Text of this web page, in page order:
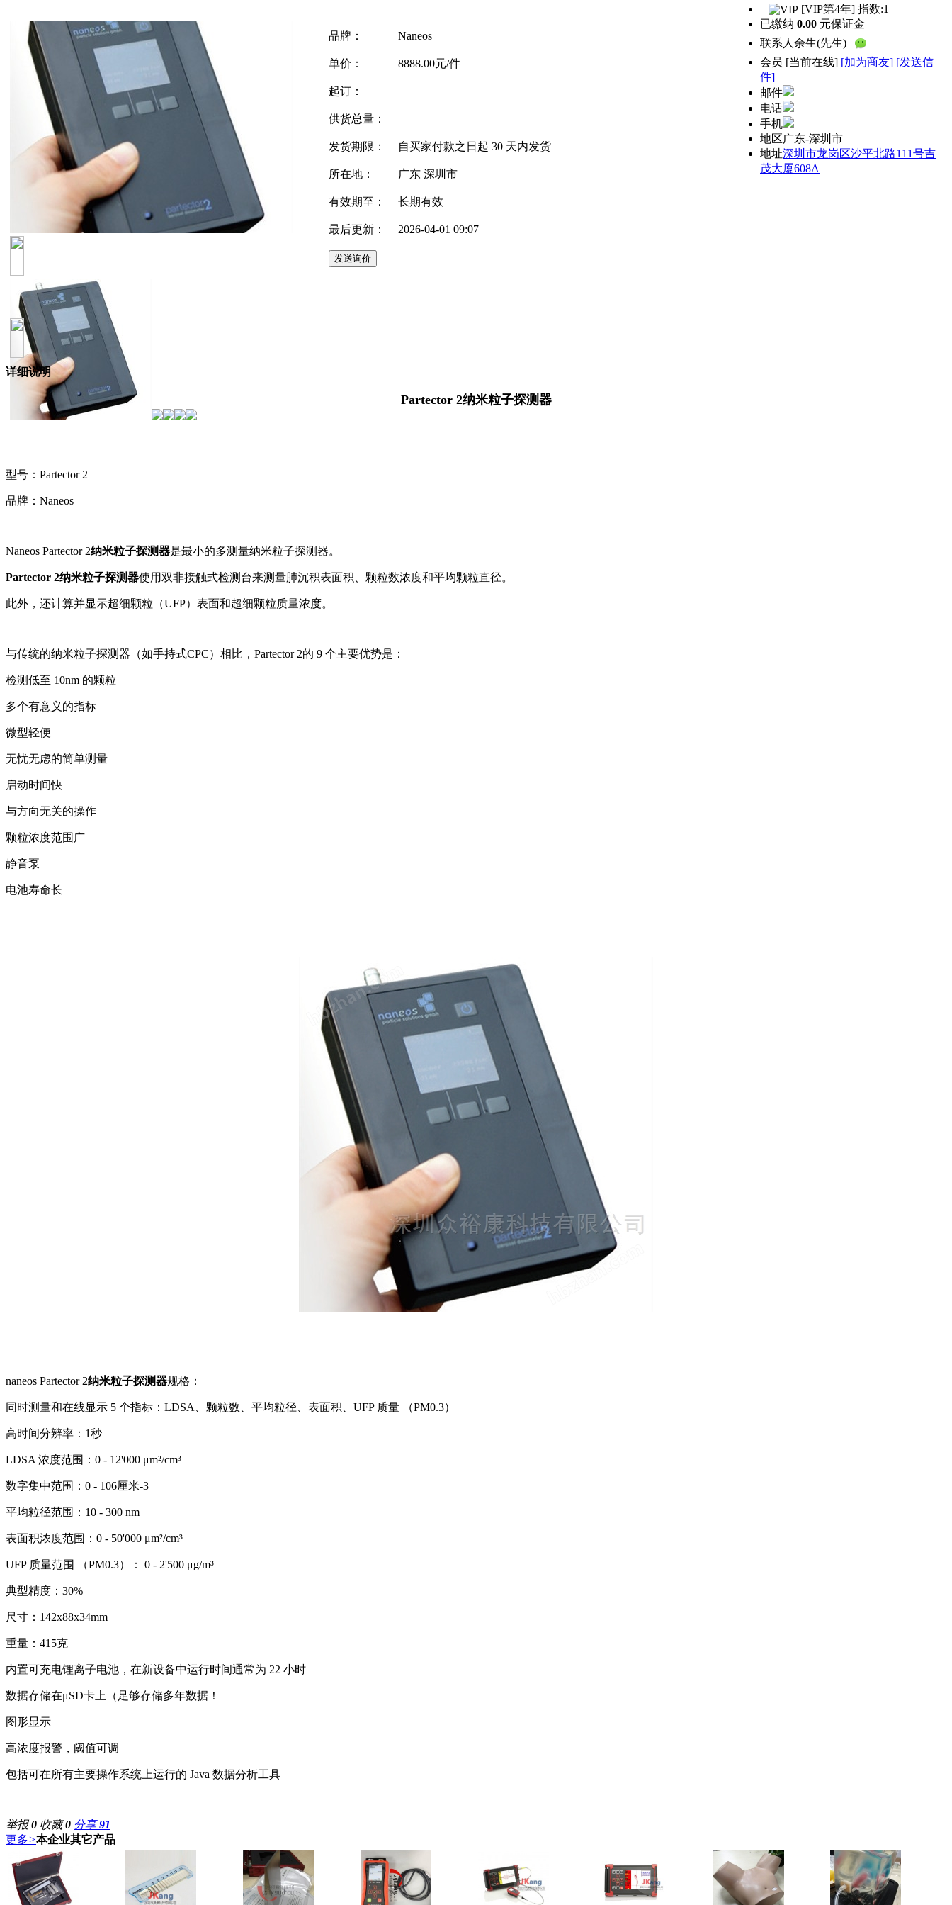
品牌： Naneos
单价： 8888.00元/件
起订：
供货总量：
发货期限： 自买家付款之日起 30 天内发货
所在地： 广东 深圳市
有效期至： 长期有效
最后更新： 2026-04-01 09:07
[VIP第4年] 指数:1
已缴纳 0.00 元保证金
联系人 余生(先生)
会员 [当前在线] [加为商友] [发送信
件]
邮件
电话
手机
地区广东-深圳市
地址深圳市龙岗区沙平北路111号吉
茂大厦608A
详细说明
Partector 2纳米粒子探测器
型号：Partector 2
品牌：Naneos
Naneos Partector 2纳米粒子探测器是最小的多测量纳米粒子探测器。
Partector 2纳米粒子探测器使用双非接触式检测台来测量肺沉积表面积、颗粒数浓度和平均颗粒直径。
此外，还计算并显示超细颗粒（UFP）表面和超细颗粒质量浓度。
与传统的纳米粒子探测器（如手持式CPC）相比，Partector 2的 9 个主要优势是：
检测低至 10nm 的颗粒
多个有意义的指标
微型轻便
无忧无虑的简单测量
启动时间快
与方向无关的操作
颗粒浓度范围广
静音泵
电池寿命长
naneos Partector 2纳米粒子探测器规格：
同时测量和在线显示 5 个指标：LDSA、颗粒数、平均粒径、表面积、UFP 质量 （PM0.3）
高时间分辨率：1秒
LDSA 浓度范围：0 - 12'000 μm²/cm³
数字集中范围：0 - 106厘米-3
平均粒径范围：10 - 300 nm
表面积浓度范围：0 - 50'000 μm²/cm³
UFP 质量范围 （PM0.3）： 0 - 2'500 μg/m³
典型精度：30%
尺寸：142x88x34mm
重量：415克
内置可充电锂离子电池，在新设备中运行时间通常为 22 小时
数据存储在μSD卡上（足够存储多年数据！
图形显示
高浓度报警，阈值可调
包括可在所有主要操作系统上运行的 Java 数据分析工具
举报0 收藏0 分享91
更多>本企业其它产品